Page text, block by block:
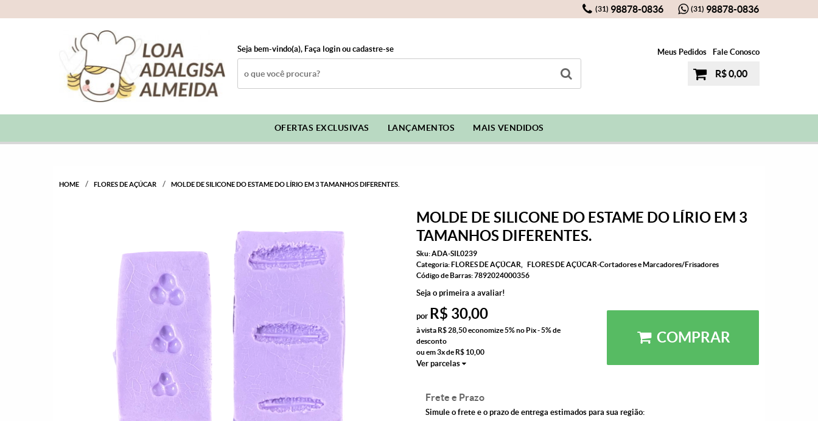
(31) 98878-0836 (31) 98878-0836
Seja bem-vindo(a), Faça login ou cadastre-se Meus Pedidos Fale Conosco
R$ 0,00
OFERTAS EXCLUSIVAS LANÇAMENTOS MAIS VENDIDOS
HOME FLORES DE AÇÚCAR MOLDE DE SILICONE DO ESTAME DO LÍRIO EM 3 TAMANHOS DIFERENTES.
MOLDE DE SILICONE DO ESTAME DO LÍRIO EM 3
TAMANHOS DIFERENTES.
Sku:ADA-SIL0239
Categoria:FLORES DE AÇÚCAR
FLORES DE AÇÚCAR-Cortadores e Marcadores/Frisadores
Código de Barras:7892024000356
Seja o primeira a avaliar!
por R$ 30,00
à vista R$ 28,50economize5%no Pix - 5% de
desconto
ou em3xde R$ 10,00
Ver parcelas
COMPRAR
Frete e Prazo
Simule o frete e o prazo de entrega estimados para sua região: